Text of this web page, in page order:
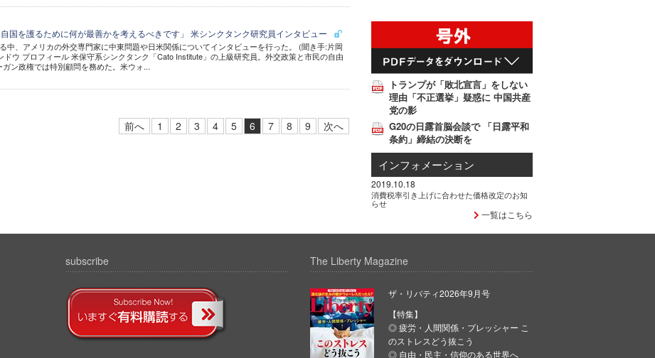
自国を護るために何が最善かを考えるべきです」 米シンクタンク研究員インタビュー
中、アメリカの外交専門家に中東問題や日米関係についてインタビューを行った。 (聞き手:片岡
ウ プロフィール 米保守系シンクタンク「Cato Institute」の上級研究員。外交政策と市民の自由
ン政権では特別顧問を務めた。米ウォ...
前へ 1 2 3 4 5 6 7 8 9 次へ
トランプが「敗北宣言」をしない
理由「不正選挙」疑惑に 中国共産
党の影
G20の日露首脳会談で 「日露平和
条約」締結の決断を
インフォメーション
2019.10.18
消費税率引き上げに合わせた価格改定のお知
らせ
一覧はこちら
subscribe The Liberty Magazine
ザ・リバティ2026年9月号
【特集】
◎ 疲労・人間関係・プレッシャー こ
のストレスどう抜こう
◎ 自由・民主・信仰のある世界へ